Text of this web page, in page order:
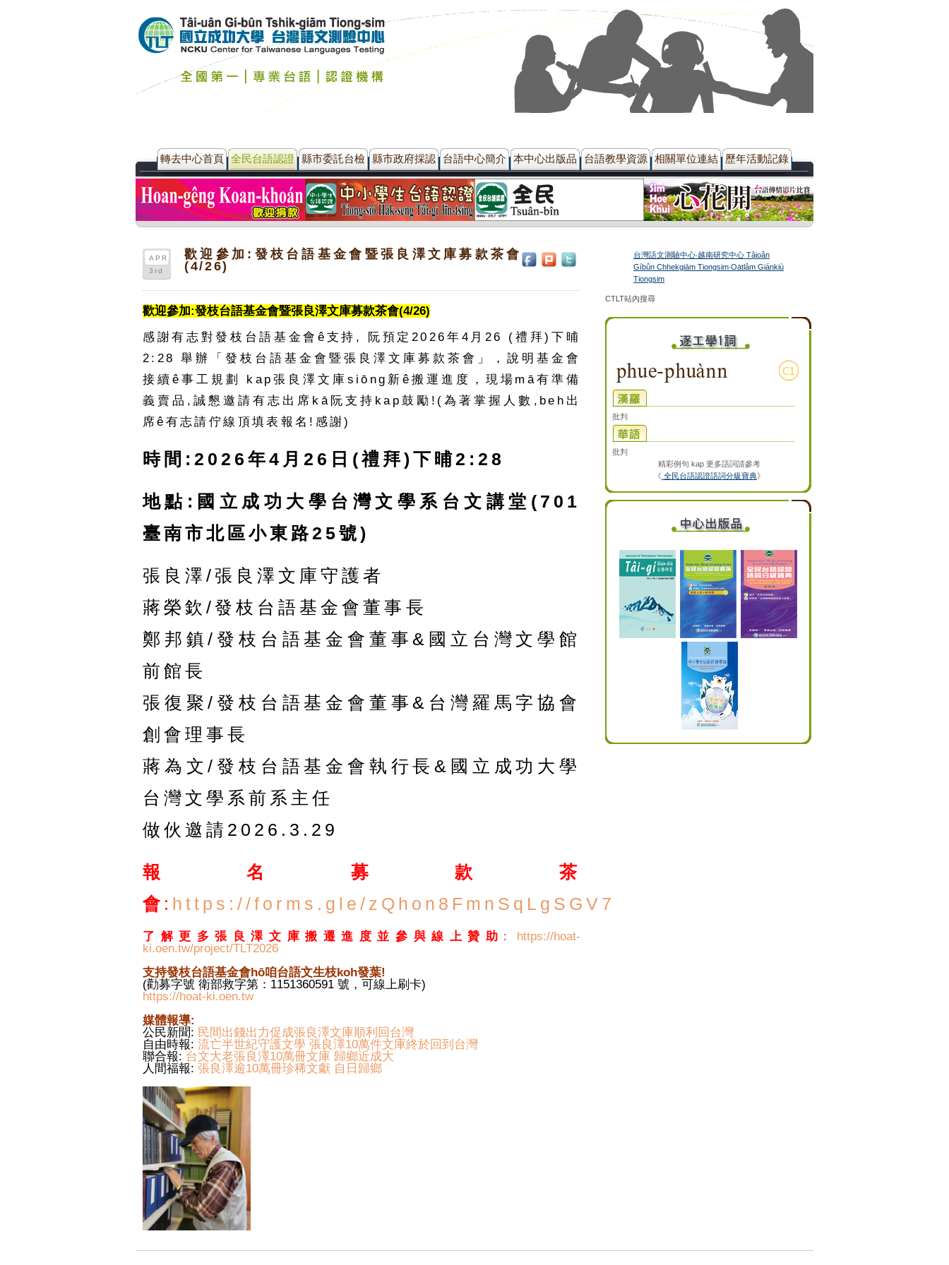
轉去中心首頁 全民台語認證 縣市委託台檢 縣市政府採認 台語中心簡介 本中心出版品 台語教學資源 相關單位連結 歷年活動記錄
APR
3rd
歡迎參加:發枝台語基金會暨張良澤文庫募款茶會
(4/26)
歡迎參加:發枝台語基金會暨張良澤文庫募款茶會(4/26)
感謝有志對發枝台語基金會ê支持, 阮預定2026年4月26 (禮拜)下晡
2:28 舉辦「發枝台語基金會暨張良澤文庫募款茶會」，說明基金會
接續ê事工規劃 kap張良澤文庫siōng新ê搬運進度，現場mā有準備
義賣品,誠懇邀請有志出席kā阮支持kap鼓勵!(為著掌握人數,beh出
席ê有志請佇線頂填表報名!感謝)
時間:2026年4月26日(禮拜)下晡2:28
地點:國立成功大學台灣文學系台文講堂(701
臺南市北區小東路25號)
張良澤/張良澤文庫守護者
蔣榮欽/發枝台語基金會董事長
鄭邦鎮/發枝台語基金會董事&國立台灣文學館
前館長
張復聚/發枝台語基金會董事&台灣羅馬字協會
創會理事長
蔣為文/發枝台語基金會執行長&國立成功大學
台灣文學系前系主任
做伙邀請2026.3.29
報名募款茶
會 : https://forms.gle/zQhon8FmnSqLgSGV7
了解更多張良澤文庫搬遷進度並參與線上贊助 :
https://hoat-
ki.oen.tw/project/TLT2026
支持發枝台語基金會hō͘咱台語文生枝koh發葉!
(勸募字號 衛部救字第：1151360591 號，可線上刷卡)
https://hoat-ki.oen.tw
媒體報導:
公民新聞: 民間出錢出力促成張良澤文庫順利回台灣
自由時報: 流亡半世紀守護文學 張良澤10萬件文庫終於回到台灣
聯合報: 台文大老張良澤10萬冊文庫 歸鄉近成大
人間福報: 張良澤逾10萬冊珍稀文獻 自日歸鄉
台灣語文測驗中心‧越南研究中心 Tâioân
Gíbûn Chhekgiām Tiongsim‧Oa̍tlâm Giánkiù
Tiongsim
CTLT站內搜尋
批判
批判
精彩例句 kap 更多語詞請參考
《 全民台語認證語詞分級寶典》